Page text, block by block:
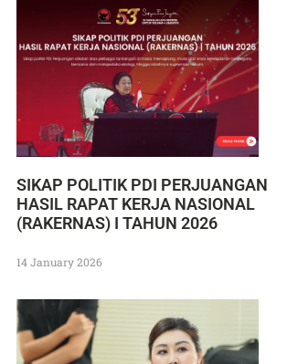
SIKAP POLITIK PDI PERJUANGAN
HASIL RAPAT KERJA NASIONAL
(RAKERNAS) I TAHUN 2026
14 January 2026